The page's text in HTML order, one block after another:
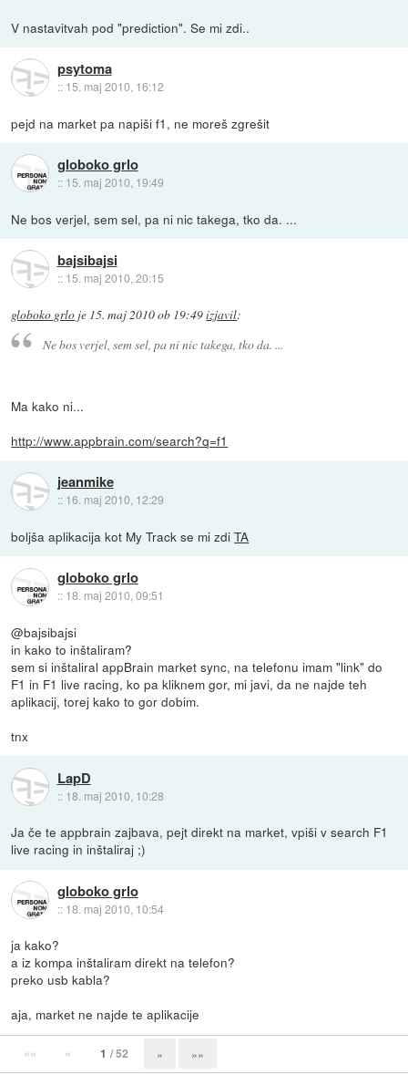
V nastavitvah pod "prediction". Se mi zdi..
psytoma
:: 15. maj 2010, 16:12
pejd na market pa napiši f1, ne moreš zgrešit
globoko grlo
:: 15. maj 2010, 19:49
Ne bos verjel, sem sel, pa ni nic takega, tko da. ...
bajsibajsi
:: 15. maj 2010, 20:15
globoko grlo je 15. maj 2010 ob 19:49izjavil:
Ne bos verjel, sem sel, pa ni nic takega, tko da. ...
Ma kako ni...
http://www.appbrain.com/search?q=f1
jeanmike
:: 16. maj 2010, 12:29
boljša aplikacija kot My Track se mi zdiTA
globoko grlo
:: 18. maj 2010, 09:51
@bajsibajsi
in kako to inštaliram?
sem si inštaliral appBrain market sync, na telefonu imam "link" do
F1 in F1 live racing, ko pa kliknem gor, mi javi, da ne najde teh
aplikacij, torej kako to gor dobim.
tnx
LapD
:: 18. maj 2010, 10:28
Ja če te appbrain zajbava, pejt direkt na market, vpiši v search F1
live racing in inštaliraj ;)
globoko grlo
:: 18. maj 2010, 10:54
ja kako?
a iz kompa inštaliram direkt na telefon?
preko usb kabla?
aja, market ne najde te aplikacije
«« « 1 / 52 » »»